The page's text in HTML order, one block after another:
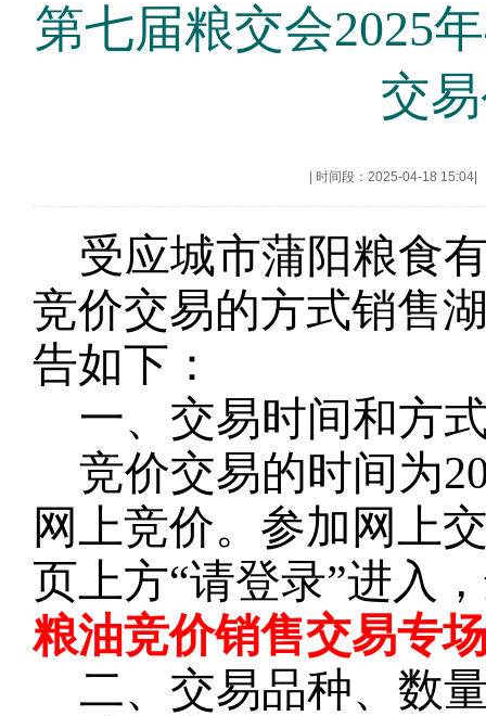
第七届粮交会2025
交
时间段：2025-04-18 15:04
受应城市蒲阳粮食
竞价交易的方式销售
告如下：
一、交易时间和方
竞价交易的时间为
网上竞价。参加网上
页上方“请登录”进入
粮油竞价销售交易专
二、交易品种、数